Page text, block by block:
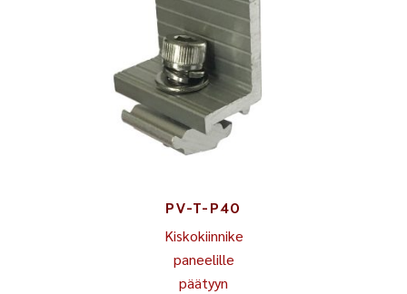
PV-T-P40
Kiskokiinnike
paneelille
päätyyn